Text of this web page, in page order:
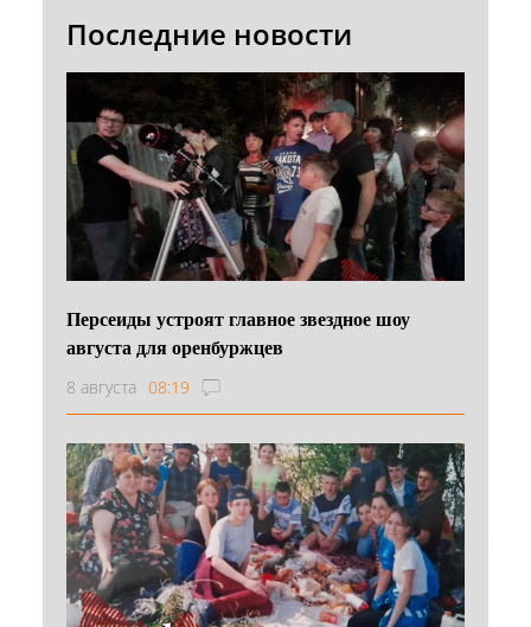
Последние новости
Персеиды устроят главное звездное шоу
августа для оренбуржцев
8 августа 08:19